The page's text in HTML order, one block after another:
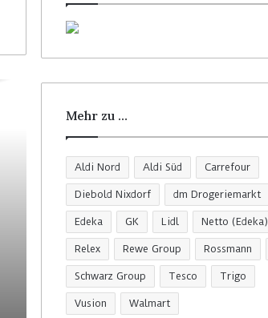
Mehr zu …
Aldi Nord Aldi Süd Carrefour
Diebold Nixdorf dm Drogeriemarkt
Edeka GK Lidl Netto (Edeka)
Relex Rewe Group Rossmann
Schwarz Group Tesco Trigo
Vusion Walmart